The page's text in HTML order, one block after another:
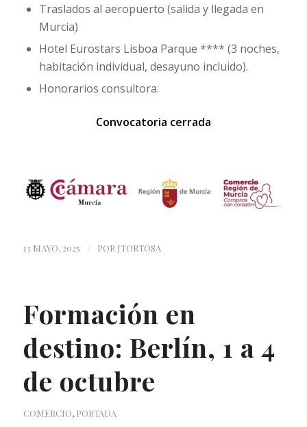
Traslados al aeropuerto (salida y llegada en
Murcia)
Hotel Eurostars Lisboa Parque **** (3 noches,
habitación individual, desayuno incluido).
Honorarios consultora.
Convocatoria cerrada
13 MAYO, 2025 / POR JTORTOSA
Formación en
destino: Berlín, 1 a 4
de octubre
COMERCIO, PORTADA